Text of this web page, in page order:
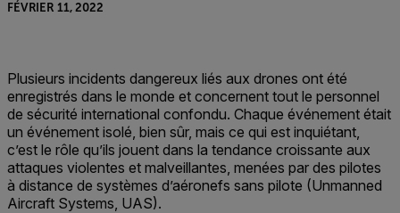
FÉVRIER 11, 2022
Plusieurs incidents dangereux liés aux drones ont été
enregistrés dans le monde et concernent tout le personnel
de sécurité international confondu. Chaque événement était
un événement isolé, bien sûr, mais ce qui est inquiétant,
c’est le rôle qu’ils jouent dans la tendance croissante aux
attaques violentes et malveillantes, menées par des pilotes
à distance de systèmes d’aéronefs sans pilote (Unmanned
Aircraft Systems, UAS).